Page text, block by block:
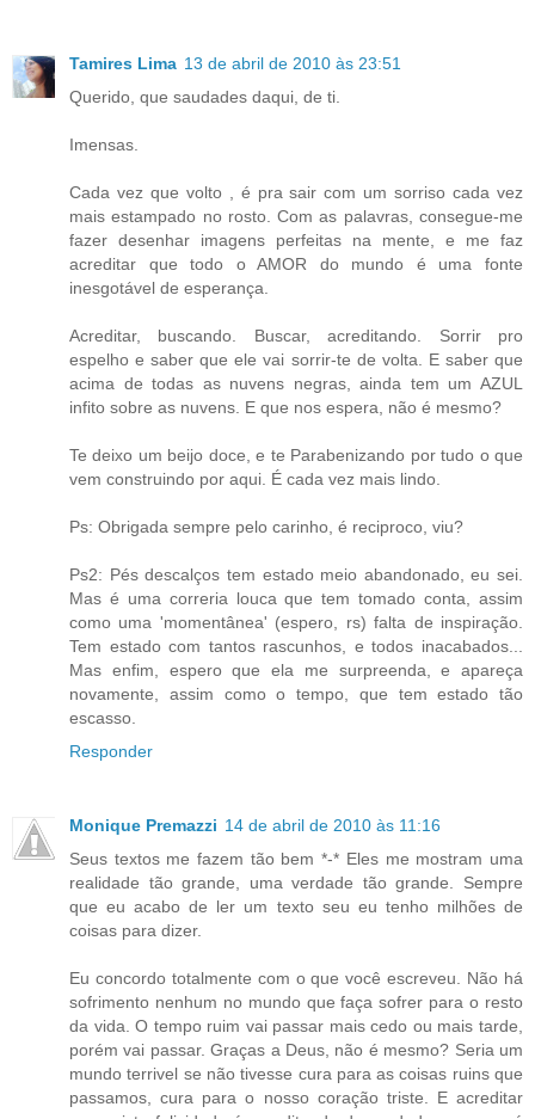
Tamires Lima 13 de abril de 2010 às 23:51
Querido, que saudades daqui, de ti.
Imensas.
Cada vez que volto , é pra sair com um sorriso cada vez
mais estampado no rosto. Com as palavras, consegue-me
fazer desenhar imagens perfeitas na mente, e me faz
acreditar que todo o AMOR do mundo é uma fonte
inesgotável de esperança.
Acreditar, buscando. Buscar, acreditando. Sorrir pro
espelho e saber que ele vai sorrir-te de volta. E saber que
acima de todas as nuvens negras, ainda tem um AZUL
infito sobre as nuvens. E que nos espera, não é mesmo?
Te deixo um beijo doce, e te Parabenizando por tudo o que
vem construindo por aqui. É cada vez mais lindo.
Ps: Obrigada sempre pelo carinho, é reciproco, viu?
Ps2: Pés descalços tem estado meio abandonado, eu sei.
Mas é uma correria louca que tem tomado conta, assim
como uma 'momentânea' (espero, rs) falta de inspiração.
Tem estado com tantos rascunhos, e todos inacabados...
Mas enfim, espero que ela me surpreenda, e apareça
novamente, assim como o tempo, que tem estado tão
escasso.
Responder
Monique Premazzi 14 de abril de 2010 às 11:16
Seus textos me fazem tão bem *-* Eles me mostram uma
realidade tão grande, uma verdade tão grande. Sempre
que eu acabo de ler um texto seu eu tenho milhões de
coisas para dizer.
Eu concordo totalmente com o que você escreveu. Não há
sofrimento nenhum no mundo que faça sofrer para o resto
da vida. O tempo ruim vai passar mais cedo ou mais tarde,
porém vai passar. Graças a Deus, não é mesmo? Seria um
mundo terrivel se não tivesse cura para as coisas ruins que
passamos, cura para o nosso coração triste. E acreditar